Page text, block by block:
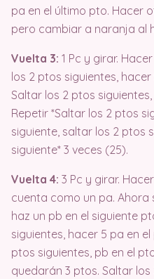
pa en el último pto. Hacer
pero cambiar a naranja al
Vuelta 3: 1 Pc y girar.
los 2 ptos siguientes,
Saltar los 2 ptos
Repetir *Saltar los 2 ptos
siguiente, saltar los 2 ptos
siguiente* 3 veces (25).
Vuelta 4: 3 Pc y girar.
cuenta como un pa. Ahora
haz un pb en el siguiente
siguientes, hacer 5 pa en
ptos siguientes, pb en el
quedarán 3 ptos. Saltar